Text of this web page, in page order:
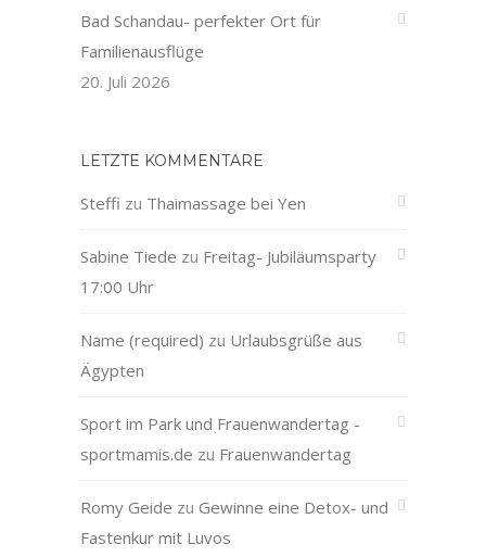
Bad Schandau- perfekter Ort für
Familienausflüge
20. Juli 2026
LETZTE KOMMENTARE
Steffi zu Thaimassage bei Yen
Sabine Tiede zu Freitag- Jubiläumsparty
17:00 Uhr
Name (required) zu Urlaubsgrüße aus
Ägypten
Sport im Park und Frauenwandertag -
sportmamis.de zu Frauenwandertag
Romy Geide zu Gewinne eine Detox- und
Fastenkur mit Luvos